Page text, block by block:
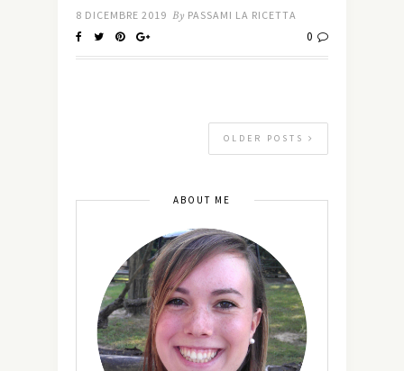
8 DICEMBRE 2019 By PASSAMI LA RICETTA
0
OLDER POSTS
ABOUT ME